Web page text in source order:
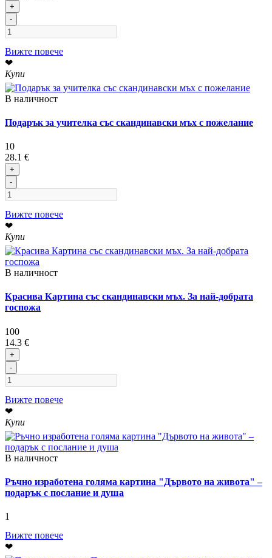
+
-
Вижте повече
❤
Купи
В наличност
Подарък за учителка със скандинавски мъх с пожелание
10
28.1 €
+
-
Вижте повече
❤
Купи
В наличност
Красива Картина със скандинавски мъх. За най-добрата
госпожа
100
14.3 €
+
-
Вижте повече
❤
Купи
В наличност
Ръчно изработена голяма картина "Дървото на живота" –
подарък с послание и душа
1
Вижте повече
❤